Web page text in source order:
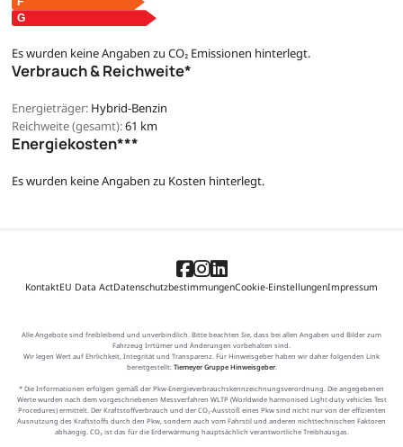
Es wurden keine Angaben zu CO₂ Emissionen hinterlegt.
Verbrauch & Reichweite*
Energieträger: Hybrid-Benzin
Reichweite (gesamt):61 km
Energiekosten***
Es wurden keine Angaben zu Kosten hinterlegt.
KontaktEU Data ActDatenschutzbestimmungenCookie-EinstellungenImpressum
Alle Angebote sind freibleibend und unverbindlich. Bitte beachten Sie, dass bei allen Angaben und Bilder zum
Fahrzeug Irrtümer und Änderungen vorbehalten sind.
Wir legen Wert auf Ehrlichkeit, Integrität und Transparenz. Für Hinweisgeber haben wir daher folgenden Link
bereitgestellt: Tiemeyer Gruppe Hinweisgeber.
* Die Informationen erfolgen gemäß der Pkw-Energieverbrauchskennzeichnungsverordnung. Die angegebenen
Werte wurden nach dem vorgeschriebenen Messverfahren WLTP (Worldwide harmonised Light-duty vehicles Test
Procedures) ermittelt. Der Kraftstoffverbrauch und der CO₂-Ausstoß eines Pkw sind nicht nur von der effizienten
Ausnutzung des Kraftstoffs durch den Pkw, sondern auch vom Fahrstil und anderen nichttechnischen Faktoren
abhängig. CO₂ ist das für die Erderwärmung hauptsächlich verantwortliche Treibhausgas.